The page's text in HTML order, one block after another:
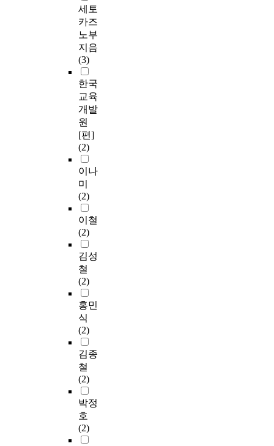
세토
카즈
노부
지음
(3)
한국
교육
개발
원
[편]
(2)
이나
미
(2)
이철
(2)
김성
철
(2)
홍민
식
(2)
김종
철
(2)
박정
호
(2)